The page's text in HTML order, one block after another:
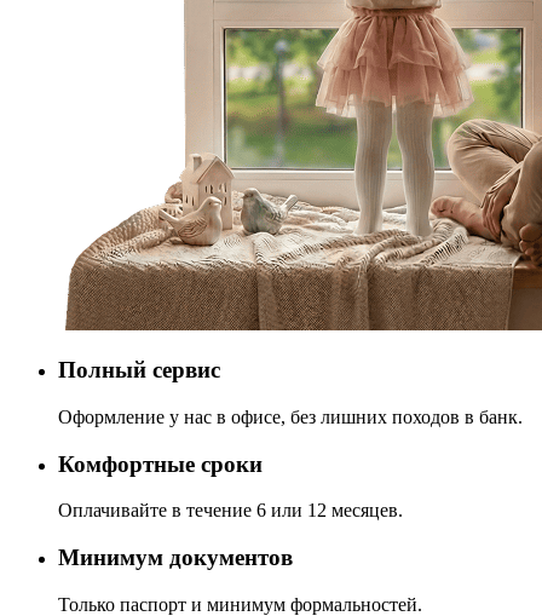
Полный сервис
Оформление у нас в офисе, без лишних походов в банк.
Комфортные сроки
Оплачивайте в течение 6 или 12 месяцев.
Минимум документов
Только паспорт и минимум формальностей.